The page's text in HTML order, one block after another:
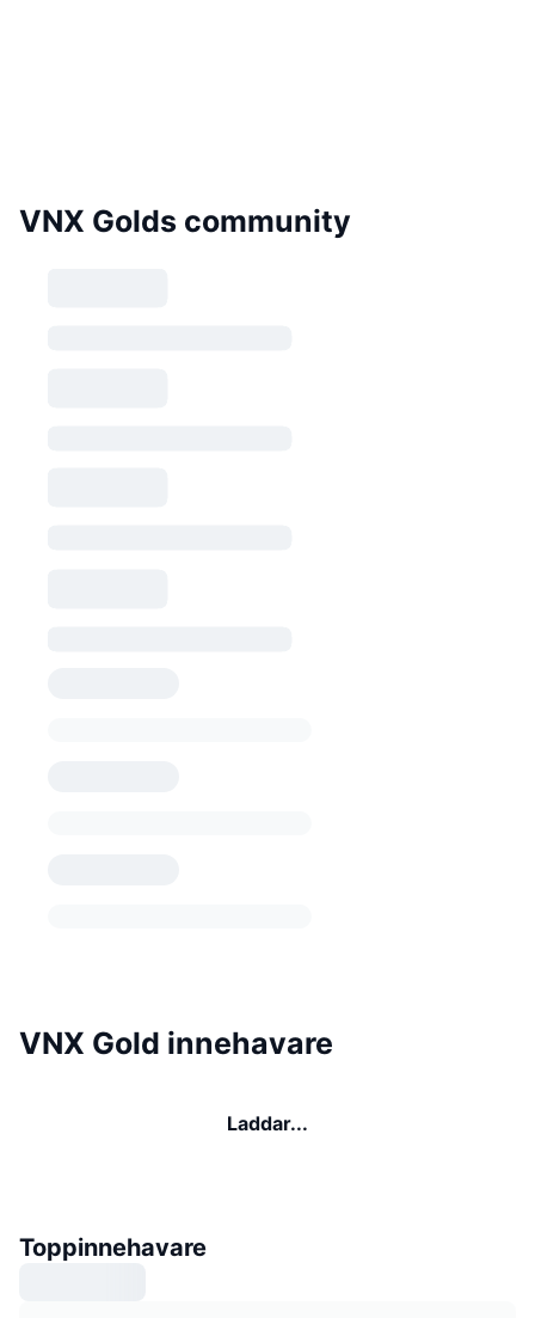
VNX Golds community
VNX Gold innehavare
Laddar...
Toppinnehavare